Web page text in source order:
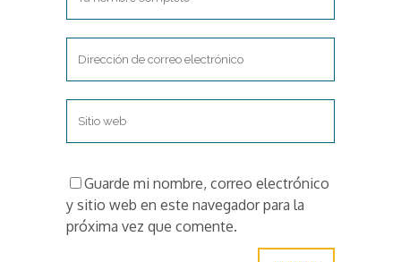
Guarde mi nombre, correo electrónico
y sitio web en este navegador para la
próxima vez que comente.